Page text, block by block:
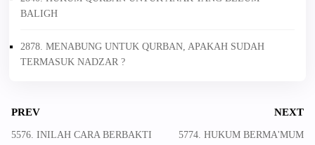
BALIGH
2878. MENABUNG UNTUK QURBAN, APAKAH SUDAH
TERMASUK NADZAR ?
PREV
5576. INILAH CARA BERBAKTI
NEXT
5774. HUKUM BERMA'MUM